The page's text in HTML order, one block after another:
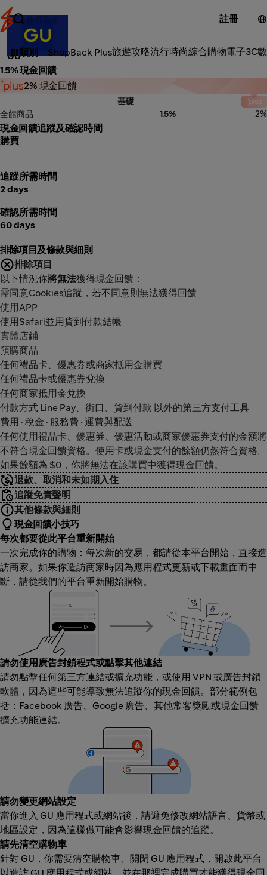
註冊
類別 ShopBack Plus旅遊攻略流行時尚綜合購物電子3C
流行時尚
GU
1.5% 現金回饋
2% 現金回饋
基礎
全館商品
1.5% 2%
現金回饋追蹤及確認時間
購買
追蹤所需時間
2 days
確認所需時間
60 days
排除項目及條款與細則
排除項目
以下情況你將無法獲得現金回饋：
需同意Cookies追蹤，若不同意則無法獲得回饋
使用APP
使用Safari並用貨到付款結帳
實體店鋪
預購商品
任何禮品卡、優惠券或商家抵用金購買
任何禮品卡或優惠券兌換
任何商家抵用金兌換
付款方式 Line Pay、街口、貨到付款 以外的第三方支付工具
費用 · 稅金 · 服務費 · 運費與配送
任何使用禮品卡、優惠券、優惠活動或商家優惠券支付的金額將
不符合現金回饋資格。使用卡或現金支付的餘額仍然符合資格。
如果餘額為 $0，你將無法在該購買中獲得現金回饋。
退款、取消和未如期入住
追蹤免責聲明
其他條款與細則
現金回饋小技巧
每次都要從此平台重新開始
一次完成你的購物：每次新的交易，都請從本平台開始，直接造
訪商家。如果你造訪商家時因為應用程式更新或下載畫面而中
斷，請從我們的平台重新開始購物。
請勿使用廣告封鎖程式或點擊其他連結
請勿點擊任何第三方連結或擴充功能，或使用 VPN 或廣告封鎖
軟體，因為這些可能導致無法追蹤你的現金回饋。部分範例包
括：Facebook 廣告、Google 廣告、其他常客獎勵或現金回饋
擴充功能連結。
請勿變更網站設定
當你進入 GU 應用程式或網站後，請避免修改網站語言、貨幣或
地區設定，因為這樣做可能會影響現金回饋的追蹤。
請先清空購物車
針對 GU，你需要清空購物車、關閉 GU 應用程式，開啟此平台